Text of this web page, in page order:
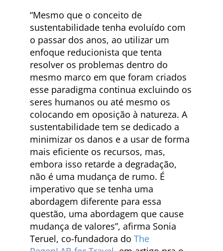
“Mesmo que o conceito de
sustentabilidade tenha evoluído com
o passar dos anos, ao utilizar um
enfoque reducionista que tenta
resolver os problemas dentro do
mesmo marco em que foram criados
esse paradigma continua excluindo os
seres humanos ou até mesmo os
colocando em oposição à natureza. A
sustentabilidade tem se dedicado a
minimizar os danos e a usar de forma
mais eficiente os recursos, mas,
embora isso retarde a degradação,
não é uma mudança de rumo. É
imperativo que se tenha uma
abordagem diferente para essa
questão, uma abordagem que cause
mudança de valores”, afirma Sonia
Teruel, co-fundadora do The